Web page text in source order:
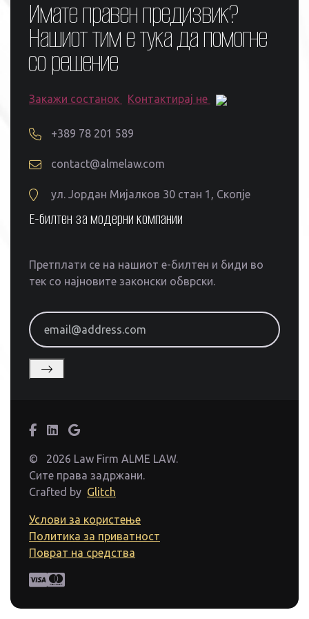
Имате правен предизвик?
Нашиот тим е тука да помогне
со решение
Закажи состанок Контактирај не
+389 78 201 589
contact@almelaw.com
ул. Јордан Мијалков 30 стан 1, Скопје
Е-билтен за модерни компании
Претплати се на нашиот е-билтен и биди во
тек со најновите законски обврски.
email@address.com
©
2026 Law Firm ALME LAW.
Сите права задржани.
Crafted by Glitch
Услови за користење
Политика за приватност
Поврат на средства